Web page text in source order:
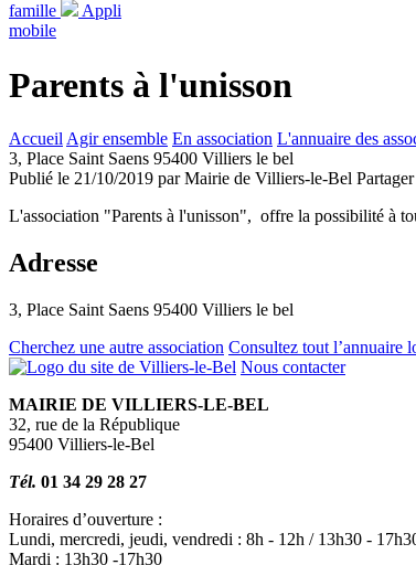
famille
Appli
mobile
Parents à l'unisson
Accueil Agir ensemble En association L'annuaire des
3, Place Saint Saens 95400 Villiers le bel
Publié le 21/10/2019 par Mairie de Villiers-le-Bel Partager
L'association "Parents à l'unisson", offre la possibilité à
Adresse
3, Place Saint Saens 95400 Villiers le bel
Cherchez une autre association Consultez tout l’annuaire
Nous contacter
MAIRIE DE VILLIERS-LE-BEL
32, rue de la République
95400 Villiers-le-Bel
Tél. 01 34 29 28 27
Horaires d’ouverture :
Lundi, mercredi, jeudi, vendredi : 8h - 12h / 13h30 -
Mardi : 13h30 -17h30